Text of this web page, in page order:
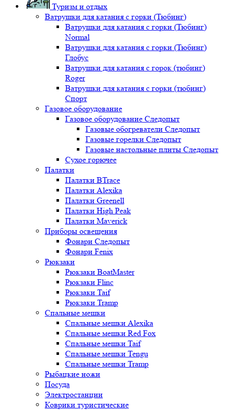
Туризм и отдых
Ватрушки для катания с горки (Тюбинг)
Ватрушки для катания с горки (Тюбинг)
Normal
Ватрушки для катания с горки (Тюбинг)
Глобус
Ватрушки для катания с горок (тюбинг)
Roger
Ватрушки для катания с горки (тюбинг)
Спорт
Газовое оборудование
Газовое оборудование Следопыт
Газовые обогреватели Следопыт
Газовые горелки Следопыт
Газовые настольные плиты Следопыт
Сухое горючее
Палатки
Палатки BTrace
Палатки Alexika
Палатки Greenell
Палатки High Peak
Палатки Maverick
Приборы освещения
Фонари Следопыт
Фонари Fenix
Рюкзаки
Рюкзаки BoatMaster
Рюкзаки Flinc
Рюкзаки Taif
Рюкзаки Tramp
Спальные мешки
Спальные мешки Alexika
Спальные мешки Red Fox
Спальные мешки Taif
Спальные мешки Tengu
Спальные мешки Tramp
Рыбацкие ножи
Посуда
Электростанции
Коврики туристические